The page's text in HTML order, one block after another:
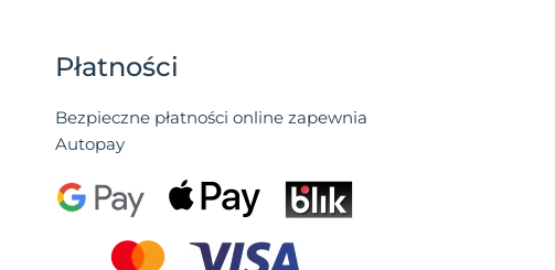
Płatności
Bezpieczne płatności online zapewnia
Autopay